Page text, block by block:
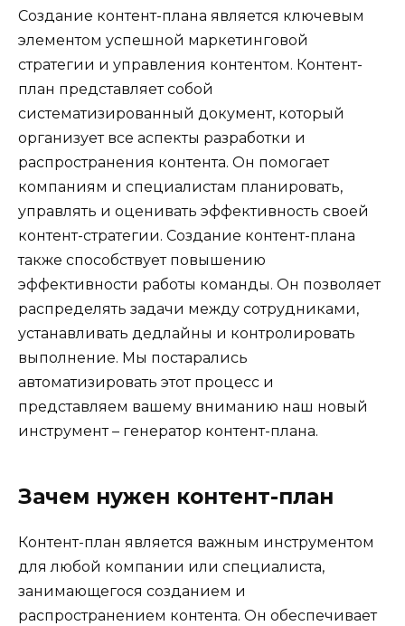
Создание контент-плана является ключевым
элементом успешной маркетинговой
стратегии и управления контентом. Контент-
план представляет собой
систематизированный документ, который
организует все аспекты разработки и
распространения контента. Он помогает
компаниям и специалистам планировать,
управлять и оценивать эффективность своей
контент-стратегии. Создание контент-плана
также способствует повышению
эффективности работы команды. Он позволяет
распределять задачи между сотрудниками,
устанавливать дедлайны и контролировать
выполнение. Мы постарались
автоматизировать этот процесс и
представляем вашему вниманию наш новый
инструмент – генератор контент-плана.
Зачем нужен контент-план
Контент-план является важным инструментом
для любой компании или специалиста,
занимающегося созданием и
распространением контента. Он обеспечивает